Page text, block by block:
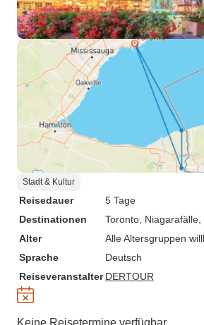
Stadt & Kultur
Reisedauer
5 Tage
Destinationen
Toronto , Niagarafälle
Alter
Alle Altersgruppen
Sprache
Deutsch
Reiseveranstalter DERTOUR
Keine Reisetermine verfügbar